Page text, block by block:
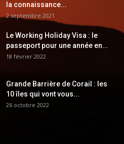
la connaissance...
2 septembre 2021
Le Working Holiday Visa : le
passeport pour une année en...
18 février 2022
Grande Barrière de Corail : les
10 îles qui vont vous...
26 octobre 2022